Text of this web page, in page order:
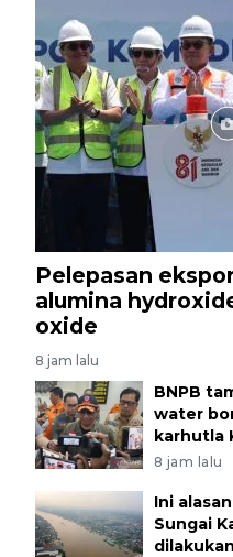
Pelepasan
alumina
oxide
8 jam lalu
BNPB
water
karhutla
8 jam lalu
Ini
Sungai
dilakukan